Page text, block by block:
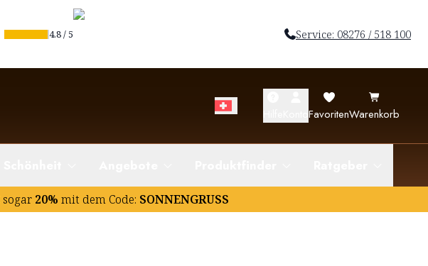
4.8/5 Service: 08276 / 518 100
FavoritenWarenkorb
sogar 20% mit dem Code: SONNENGRUSS